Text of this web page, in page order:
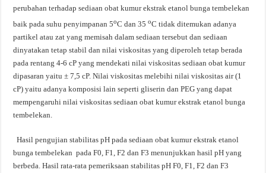
perubahan terhadap sediaan obat kumur ekstrak etanol bunga tembelekan
baik pada suhu penyimpanan 5oC dan 35 oC tidak ditemukan adanya
partikel atau zat yang memisah dalam sediaan tersebut dan sediaan
dinyatakan tetap stabil dan nilai viskositas yang diperoleh tetap berada
pada rentang 4-6 cP yang mendekati nilai viskositas sediaan obat kumur
dipasaran yaitu ± 7,5 cP. Nilai viskositas melebihi nilai viskositas air (1
cP) yaitu adanya komposisi lain seperti gliserin dan PEG yang dapat
mempengaruhi nilai viskositas sediaan obat kumur ekstrak etanol bunga
tembelekan.
Hasil pengujian stabilitas pH pada sediaan obat kumur ekstrak etanol
bunga tembelekan pada F0, F1, F2 dan F3 menunjukkan hasil pH yang
berbeda. Hasil rata-rata pemeriksaan stabilitas pH F0, F1, F2 dan F3